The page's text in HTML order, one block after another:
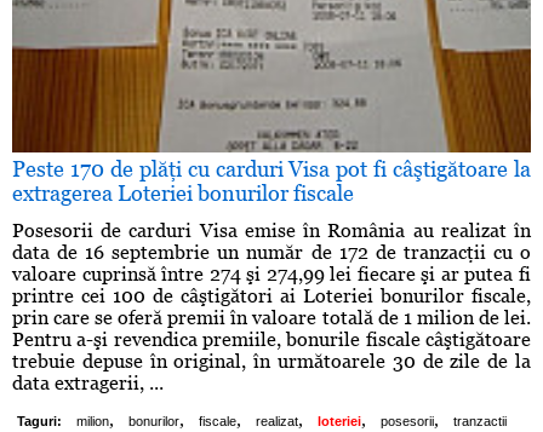
Peste 170 de plăţi cu carduri Visa pot fi câştigătoare la
extragerea Loteriei bonurilor fiscale
Posesorii de carduri Visa emise în România au realizat în
data de 16 septembrie un număr de 172 de tranzacţii cu o
valoare cuprinsă între 274 şi 274,99 lei fiecare şi ar putea fi
printre cei 100 de câştigători ai Loteriei bonurilor fiscale,
prin care se oferă premii în valoare totală de 1 milion de lei.
Pentru a-şi revendica premiile, bonurile fiscale câştigătoare
trebuie depuse în original, în următoarele 30 de zile de la
data extragerii, ...
Taguri: milion, bonurilor, fiscale, realizat, loteriei, posesorii, tranzactii